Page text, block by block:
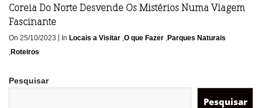
Coreia Do Norte Desvende Os Mistérios Numa Viagem
Fascinante
On 25/10/2023 In Locais a Visitar ,O que Fazer ,Parques Naturais
,Roteiros
Pesquisar
Pesquisar